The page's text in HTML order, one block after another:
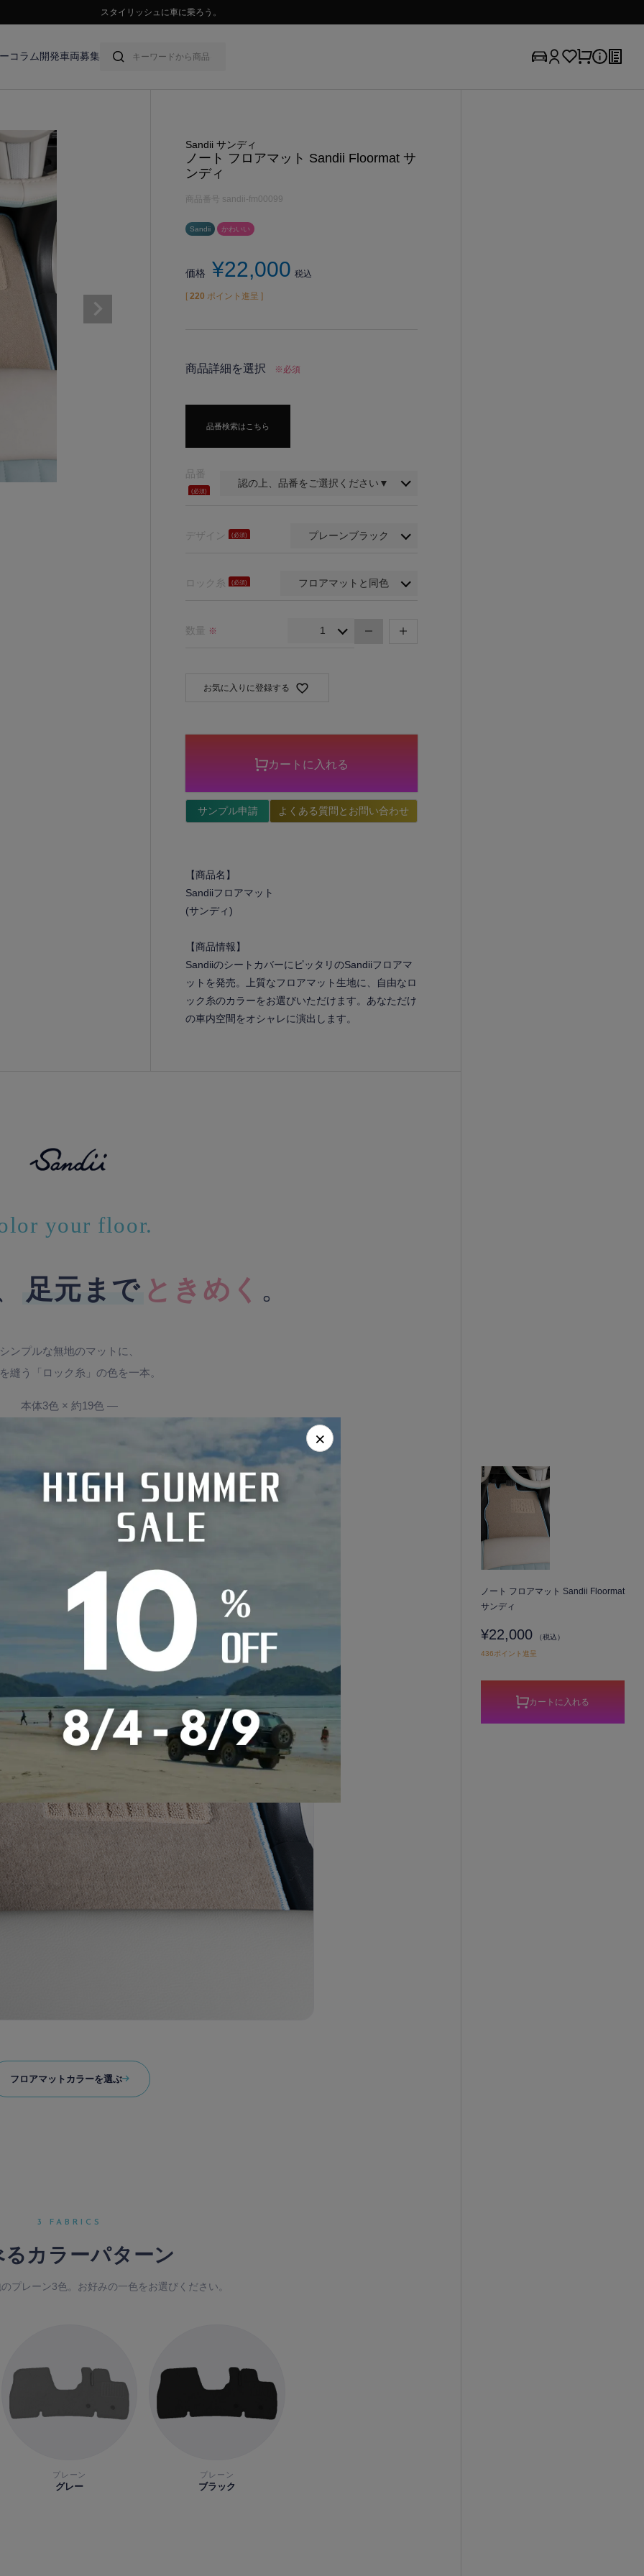
💛ハイサマーsale💛
コラム 開発車両募集
Sandii サンディ
ノート フロアマット Sandii Floormat サ
ンディ
商品番号 sandii-fm00099
Sandii かわいい
価格 ¥22,000 税込
[ 220 ポイント進呈 ]
商品詳細を選択 ※必須
品番検索はこちら
品番
デザイン
ロック糸
お気に入りに登録する
数量 ※
カートに入れる
サンプル申請 よくある質問とお問い合わせ
【商品名】
Sandiiフロアマット
(サンディ)
【商品情報】
SandiiのシートカバーにピッタリのSandiiフロアマ
ットを発売。上質なフロアマット生地に、自由なロ
ック糸のカラーをお選びいただけます。あなただけ
の車内空間をオシャレに演出します。
your floor.
足元まで ときめく 。
シンプルな無地のマットに、
縫う「ロック糸」の色を一本。
本体3色 × 約19色 ―
フロアマットカラーを選ぶ
3 FABRICS
るカラーパターン
プレーン3色。お好みの一色をお選びください。
プレーン
グレー
プレーン
ブラック
ノート フロアマット Sandii Floormat
サンディ
¥22,000 （税込）
436ポイント進呈
カートに入れる
×